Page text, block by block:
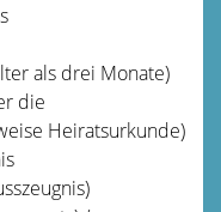
als drei Monate)
die
Heiratsurkunde)